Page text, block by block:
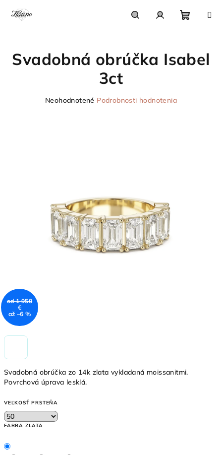
košík
Svadobná obrúčka zo 14k zlata vykladaná moissanitmi.
Povrchová úprava lesklá.
VEĽKOSŤ PRSTEŇA
FARBA ZLATA
Svadobná obrúčka Isabel
3ct
Priemerné
Neohodnotené Podrobnosti hodnotenia
od 1 950
€
až –6 %